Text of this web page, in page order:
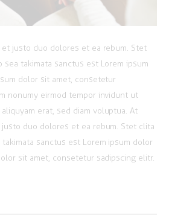
justo duo dolores et ea rebum. Stet
sea takimata sanctus est Lorem ipsum
dolor sit amet, consetetur
nonumy eirmod tempor invidunt ut
erat, sed diam voluptua. At
duo dolores et ea rebum. Stet clita
sanctus est Lorem ipsum dolor
sit amet, consetetur sadipscing elitr.